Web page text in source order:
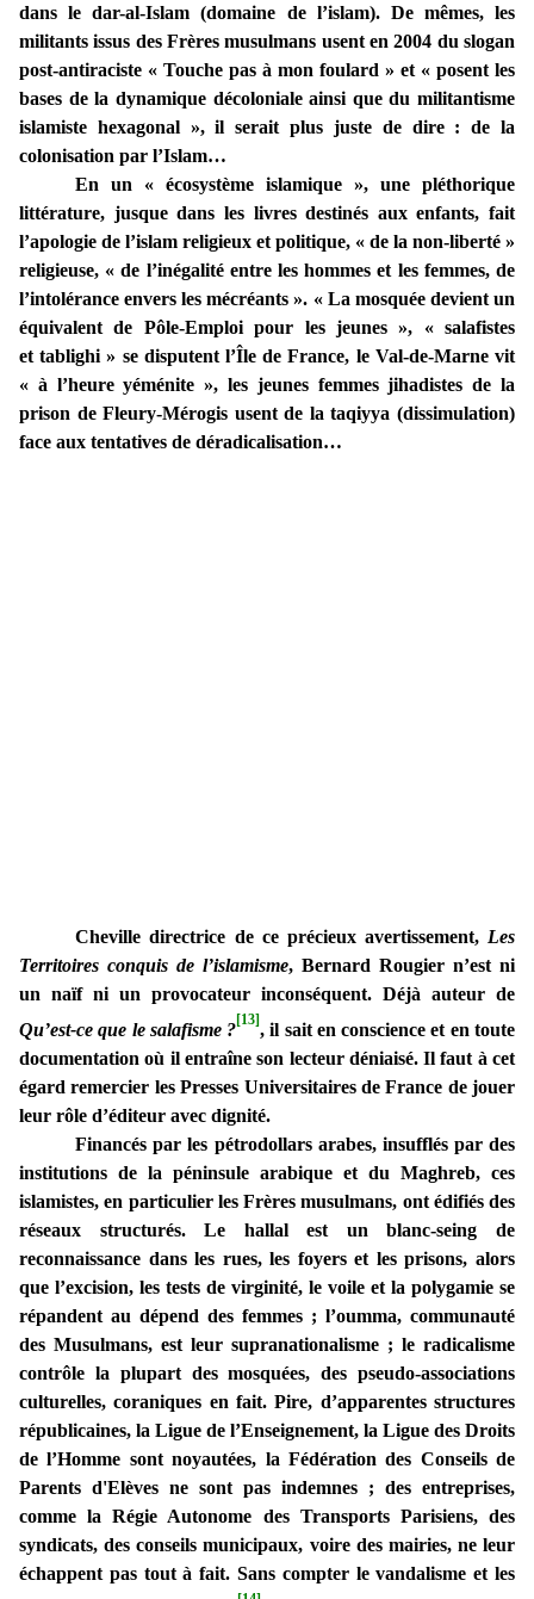
dans le dar-al-Islam (domaine de l’islam). De mêmes, les
militants issus des Frères musulmans usent en 2004 du slogan
post-antiraciste « Touche pas à mon foulard » et « posent les
bases de la dynamique décoloniale ainsi que du militantisme
islamiste hexagonal », il serait plus juste de dire : de la
colonisation par l’Islam…
En un « écosystème islamique », une pléthorique
littérature, jusque dans les livres destinés aux enfants, fait
l’apologie de l’islam religieux et politique, « de la non-liberté »
religieuse, « de l’inégalité entre les hommes et les femmes, de
l’intolérance envers les mécréants ». « La mosquée devient un
équivalent de Pôle-Emploi pour les jeunes », « salafistes
et tablighi » se disputent l’Île de France, le Val-de-Marne vit
« à l’heure yéménite », les jeunes femmes jihadistes de la
prison de Fleury-Mérogis usent de la taqiyya (dissimulation)
face aux tentatives de déradicalisation…
Cheville directrice de ce précieux avertissement, Les
Territoires conquis de l’islamisme, Bernard Rougier n’est ni
un naïf ni un provocateur inconséquent. Déjà auteur de
Qu’est-ce que le salafisme ?[13], il sait en conscience et en toute
documentation où il entraîne son lecteur déniaisé. Il faut à cet
égard remercier les Presses Universitaires de France de jouer
leur rôle d’éditeur avec dignité.
Financés par les pétrodollars arabes, insufflés par des
institutions de la péninsule arabique et du Maghreb, ces
islamistes, en particulier les Frères musulmans, ont édifiés des
réseaux structurés. Le hallal est un blanc-seing de
reconnaissance dans les rues, les foyers et les prisons, alors
que l’excision, les tests de virginité, le voile et la polygamie se
répandent au dépend des femmes ; l’oumma, communauté
des Musulmans, est leur supranationalisme ; le radicalisme
contrôle la plupart des mosquées, des pseudo-associations
culturelles, coraniques en fait. Pire, d’apparentes structures
républicaines, la Ligue de l’Enseignement, la Ligue des Droits
de l’Homme sont noyautées, la Fédération des Conseils de
Parents d'Elèves ne sont pas indemnes ; des entreprises,
comme la Régie Autonome des Transports Parisiens, des
syndicats, des conseils municipaux, voire des mairies, ne leur
échappent pas tout à fait. Sans compter le vandalisme et les